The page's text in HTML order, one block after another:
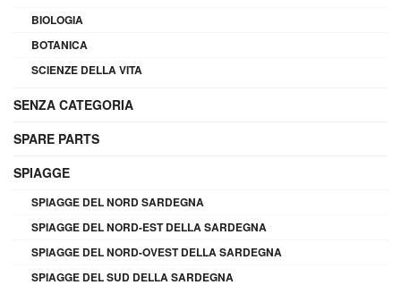
BIOLOGIA
BOTANICA
SCIENZE DELLA VITA
SENZA CATEGORIA
SPARE PARTS
SPIAGGE
SPIAGGE DEL NORD SARDEGNA
SPIAGGE DEL NORD-EST DELLA SARDEGNA
SPIAGGE DEL NORD-OVEST DELLA SARDEGNA
SPIAGGE DEL SUD DELLA SARDEGNA